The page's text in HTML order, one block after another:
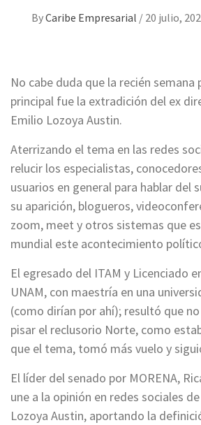
ByCaribe Empresarial / 20 julio,
No cabe duda que la recién semana
principal fue la extradición del ex
Emilio Lozoya Austin.
Aterrizando el tema en las redes
relucir los especialistas,
usuarios en general para hablar del
su aparición, blogueros,
zoom, meet y otros sistemas que
mundial este acontecimiento
El egresado del ITAM y Licenciado
UNAM, con maestría en una
(como dirían por ahí); resultó que
pisar el reclusorio Norte, como
que el tema, tomó más vuelo y
El líder del senado por MORENA,
une a la opinión en redes sociales
Lozoya Austin, aportando la